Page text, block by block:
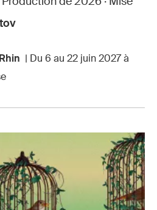
| Du 6 au 22 juin 2027 à